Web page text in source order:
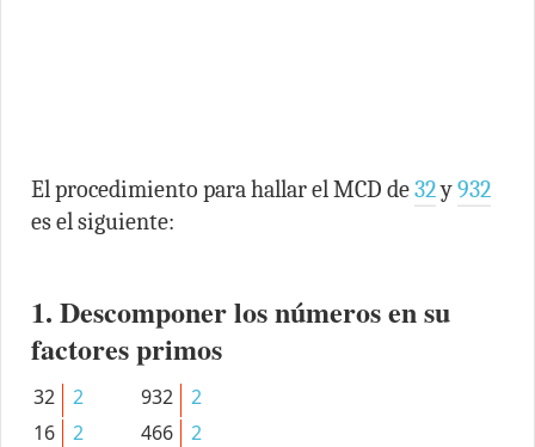
El procedimiento para hallar el MCD de32y932
es el siguiente:
1. Descomponer los números en su
factores primos
32
2
16
2
932
2
466
2